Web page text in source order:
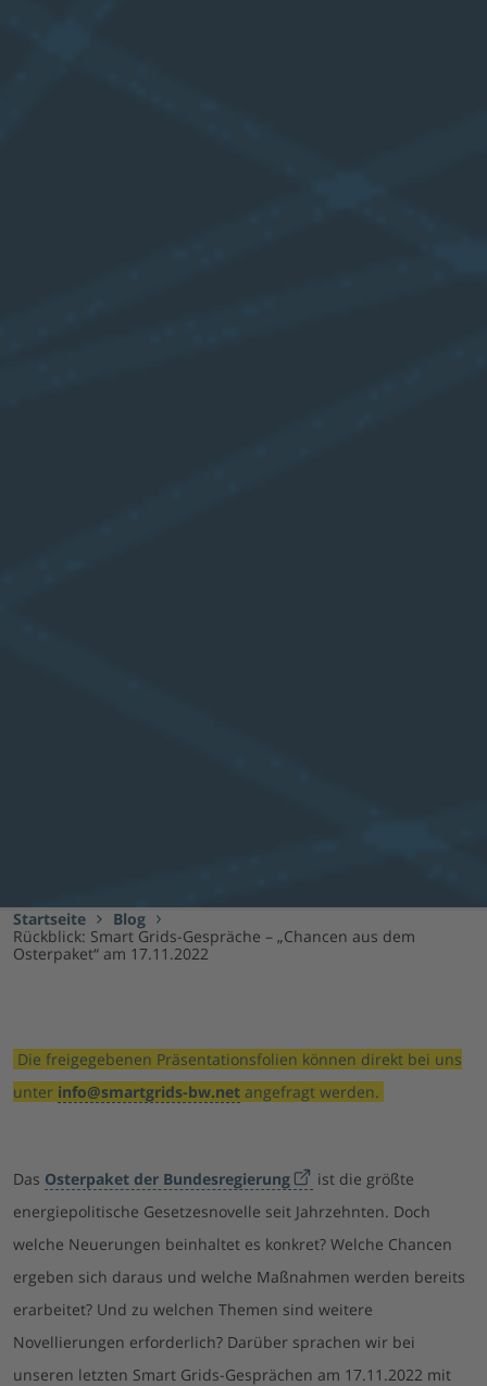
Startseite
Blog
Rückblick: Smart Grids-Gespräche – „Chancen aus dem
Osterpaket“ am 17.11.2022
Die freigegebenen Präsentationsfolien können direkt bei uns
unter info@smartgrids-bw.net angefragt werden.
Das Osterpaket der Bundesregierung
ist die größte
energiepolitische Gesetzesnovelle seit Jahrzehnten. Doch
welche Neuerungen beinhaltet es konkret? Welche Chancen
ergeben sich daraus und welche Maßnahmen werden bereits
erarbeitet? Und zu welchen Themen sind weitere
Novellierungen erforderlich? Darüber sprachen wir bei
unseren letzten Smart Grids-Gesprächen am 17.11.2022 mit